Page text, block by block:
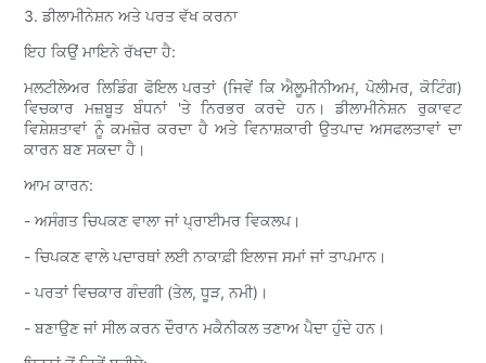
3. ਡੀਲਾਮੀਨੇਸ਼ਨ ਅਤੇ ਪਰਤ ਵੱਖ ਕਰਨਾ
ਇਹ ਕਿਉਂ ਮਾਇਨੇ ਰੱਖਦਾ ਹੈ:
ਮਲਟੀਲੇਅਰ ਲਿਡਿੰਗ ਫੋਇਲ ਪਰਤਾਂ (ਜਿਵੇਂ ਕਿ ਐਲੂਮੀਨੀਅਮ, ਪੋਲੀਮਰ, ਕੋਟਿੰਗ)
ਵਿਚਕਾਰ ਮਜ਼ਬੂਤ ​​ਬੰਧਨਾਂ 'ਤੇ ਨਿਰਭਰ ਕਰਦੇ ਹਨ। ਡੀਲਾਮੀਨੇਸ਼ਨ ਰੁਕਾਵਟ
ਵਿਸ਼ੇਸ਼ਤਾਵਾਂ ਨੂੰ ਕਮਜ਼ੋਰ ਕਰਦਾ ਹੈ ਅਤੇ ਵਿਨਾਸ਼ਕਾਰੀ ਉਤਪਾਦ ਅਸਫਲਤਾਵਾਂ ਦਾ
ਕਾਰਨ ਬਣ ਸਕਦਾ ਹੈ।
ਆਮ ਕਾਰਨ:
- ਅਸੰਗਤ ਚਿਪਕਣ ਵਾਲਾ ਜਾਂ ਪ੍ਰਾਈਮਰ ਵਿਕਲਪ।
- ਚਿਪਕਣ ਵਾਲੇ ਪਦਾਰਥਾਂ ਲਈ ਨਾਕਾਫ਼ੀ ਇਲਾਜ ਸਮਾਂ ਜਾਂ ਤਾਪਮਾਨ।
- ਪਰਤਾਂ ਵਿਚਕਾਰ ਗੰਦਗੀ (ਤੇਲ, ਧੂੜ, ਨਮੀ)।
- ਬਣਾਉਣ ਜਾਂ ਸੀਲ ਕਰਨ ਦੌਰਾਨ ਮਕੈਨੀਕਲ ਤਣਾਅ ਪੈਦਾ ਹੁੰਦੇ ਹਨ।